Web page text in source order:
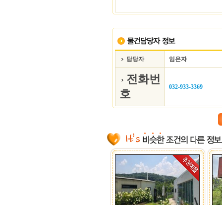
담당자 임은자
전화번
호
032-933-3369